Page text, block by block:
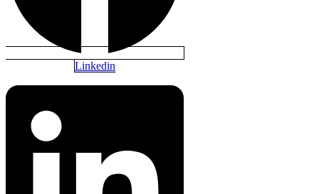
Linkedin